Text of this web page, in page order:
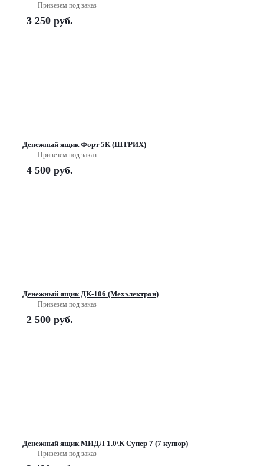
Привезем под заказ
3 250 руб.
Денежный ящик Форт 5К (ШТРИХ)
Привезем под заказ
4 500 руб.
Денежный ящик ДК-106 (Мехэлектрон)
Привезем под заказ
2 500 руб.
Денежный ящик МИДЛ 1.0\К Супер 7 (7 купюр)
Привезем под заказ